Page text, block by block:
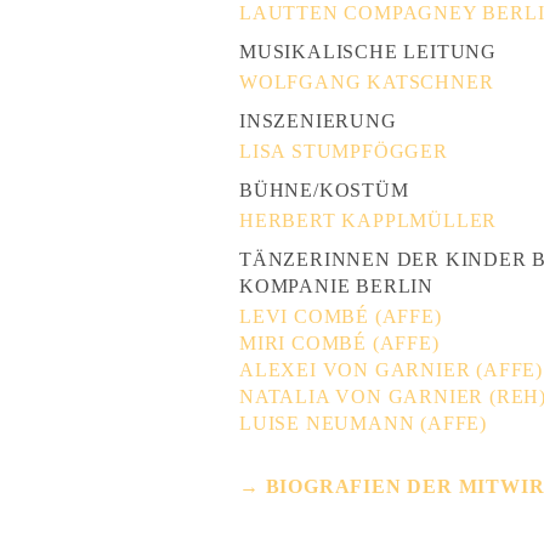
LAUTTEN COMPAGNEY
MUSIKALISCHE LEITUNG
WOLFGANG KATSCHNER
INSZENIERUNG
LISA STUMPFÖGGER
BÜHNE/KOSTÜM
HERBERT KAPPLMÜLLER
TÄNZERINNEN DER KINDER
KOMPANIE BERLIN
LEVI COMBÉ (AFFE)
MIRI COMBÉ (AFFE)
ALEXEI VON GARNIER (AFFE)
NATALIA VON GARNIER (REH)
LUISE NEUMANN (AFFE)
→ BIOGRAFIEN DER